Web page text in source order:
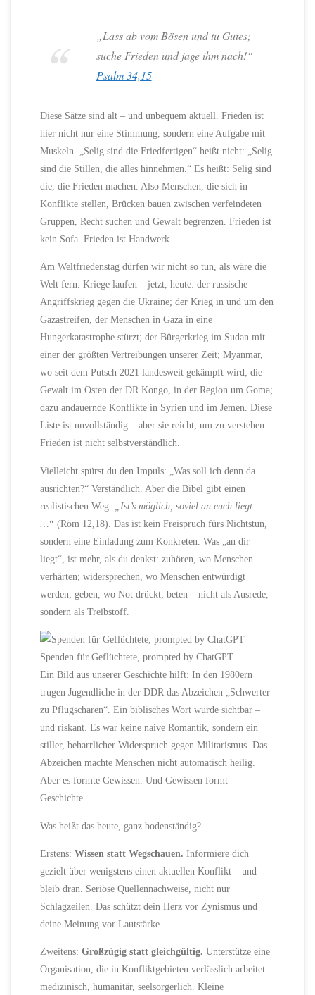
„Lass ab vom Bösen und tu Gutes;
suche Frieden und jage ihm nach!“
Psalm 34,15
Diese Sätze sind alt – und unbequem aktuell. Frieden ist
hier nicht nur eine Stimmung, sondern eine Aufgabe mit
Muskeln. „Selig sind die Friedfertigen“ heißt nicht: „Selig
sind die Stillen, die alles hinnehmen.“ Es heißt: Selig sind
die, die Frieden machen. Also Menschen, die sich in
Konflikte stellen, Brücken bauen zwischen verfeindeten
Gruppen, Recht suchen und Gewalt begrenzen. Frieden ist
kein Sofa. Frieden ist Handwerk.
Am Weltfriedenstag dürfen wir nicht so tun, als wäre die
Welt fern. Kriege laufen – jetzt, heute: der russische
Angriffskrieg gegen die Ukraine; der Krieg in und um den
Gazastreifen, der Menschen in Gaza in eine
Hungerkatastrophe stürzt; der Bürgerkrieg im Sudan mit
einer der größten Vertreibungen unserer Zeit; Myanmar,
wo seit dem Putsch 2021 landesweit gekämpft wird; die
Gewalt im Osten der DR Kongo, in der Region um Goma;
dazu andauernde Konflikte in Syrien und im Jemen. Diese
Liste ist unvollständig – aber sie reicht, um zu verstehen:
Frieden ist nicht selbstverständlich.
Vielleicht spürst du den Impuls: „Was soll ich denn da
ausrichten?“ Verständlich. Aber die Bibel gibt einen
realistischen Weg:
„Ist’s möglich, soviel an euch liegt
…“ (Röm 12,18). Das ist kein Freispruch fürs Nichtstun,
sondern eine Einladung zum Konkreten. Was „an dir
liegt“, ist mehr, als du denkst: zuhören, wo Menschen
verhärten; widersprechen, wo Menschen entwürdigt
werden; geben, wo Not drückt; beten – nicht als Ausrede,
sondern als Treibstoff.
Spenden für Geflüchtete, prompted by ChatGPT
Ein Bild aus unserer Geschichte hilft: In den 1980ern
trugen Jugendliche in der DDR das Abzeichen „Schwerter
zu Pflugscharen“. Ein biblisches Wort wurde sichtbar –
und riskant. Es war keine naive Romantik, sondern ein
stiller, beharrlicher Widerspruch gegen Militarismus. Das
Abzeichen machte Menschen nicht automatisch heilig.
Aber es formte Gewissen. Und Gewissen formt
Geschichte.
Was heißt das heute, ganz bodenständig?
Erstens:Wissen statt Wegschauen. Informiere dich
gezielt über wenigstens einen aktuellen Konflikt – und
bleib dran. Seriöse Quellennachweise, nicht nur
Schlagzeilen. Das schützt dein Herz vor Zynismus und
deine Meinung vor Lautstärke.
Zweitens:Großzügig statt gleichgültig. Unterstütze eine
Organisation, die in Konfliktgebieten verlässlich arbeitet –
medizinisch, humanitär, seelsorgerlich. Kleine